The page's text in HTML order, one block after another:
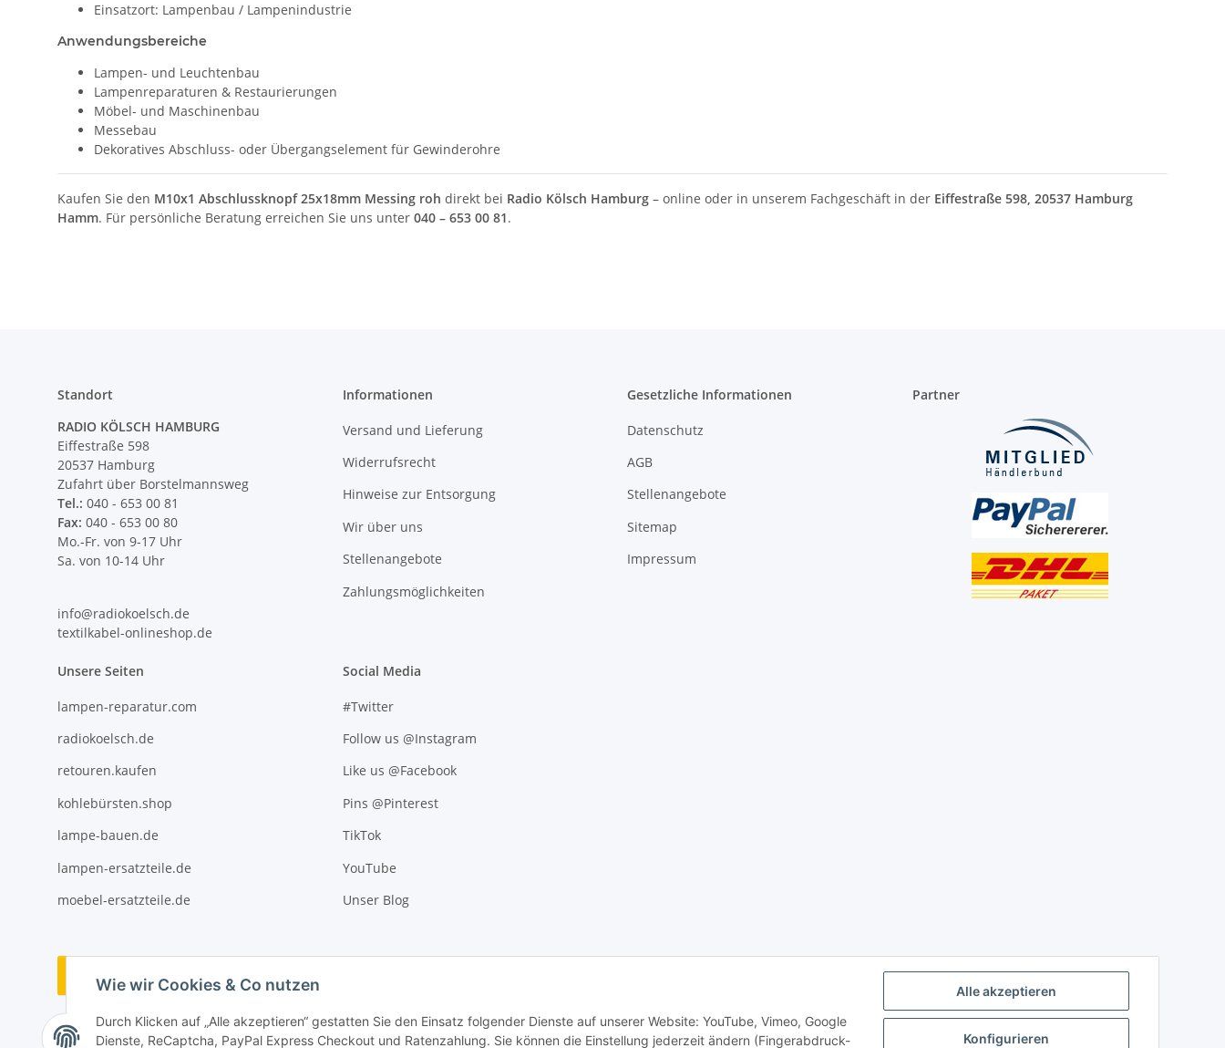
Alle akzeptieren
Konfigurieren
Wie wir Cookies & Co nutzen
Durch Klicken auf „Alle akzeptieren“ gestatten Sie den Einsatz folgender Dienste auf unserer Website: YouTube, Vimeo, Google
Dienste, ReCaptcha, PayPal Express Checkout und Ratenzahlung. Sie können die Einstellung jederzeit ändern (Fingerabdruck-
Einsatzort: Lampenbau / Lampenindustrie
Anwendungsbereiche
Lampen- und Leuchtenbau
Lampenreparaturen & Restaurierungen
Möbel- und Maschinenbau
Messebau
Dekoratives Abschluss- oder Übergangselement für Gewinderohre
Kaufen Sie den M10x1 Abschlussknopf 25x18mm Messing roh direkt bei Radio Kölsch Hamburg – online oder in unserem Fachgeschäft in der Eiffestraße 598, 20537 Hamburg
Hamm. Für persönliche Beratung erreichen Sie uns unter 040 – 653 00 81.
Standort
RADIO KÖLSCH HAMBURG
Eiffestraße 598
20537 Hamburg
Zufahrt über Borstelmannsweg
Tel.: 040 - 653 00 81
Fax: 040 - 653 00 80
Mo.-Fr. von 9-17 Uhr
Sa. von 10-14 Uhr
info@radiokoelsch.de
textilkabel-onlineshop.de
Informationen
Versand und Lieferung
Widerrufsrecht
Hinweise zur Entsorgung
Wir über uns
Stellenangebote
Zahlungsmöglichkeiten
Gesetzliche Informationen
Datenschutz
AGB
Stellenangebote
Sitemap
Impressum
Partner
Unsere Seiten
lampen-reparatur.com
radiokoelsch.de
retouren.kaufen
kohlebürsten.shop
lampe-bauen.de
lampen-ersatzteile.de
moebel-ersatzteile.de
Social Media
#Twitter
Follow us @Instagram
Like us @Facebook
Pins @Pinterest
TikTok
YouTube
Unser Blog
Vertrag widerrufen